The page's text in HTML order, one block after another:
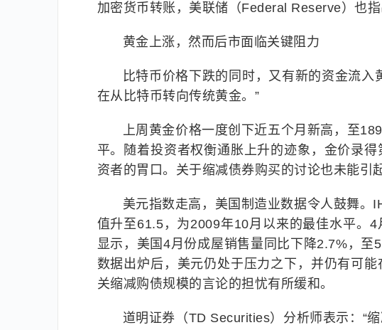
加密货币转账，美联储（Federal Reserve）也
黄金上涨，然而后市面临关键阻力
比特币价格下跌的同时，又有新的资金流
在从比特币转向传统黄金。”
上周黄金价格一度创下近五个月新高，至
平。随着投资者权衡通胀上升的迹象，金价录
资者的胃口。关于缩减债券购买的讨论也未能引
美元指数走高，美国制造业数据令人鼓舞
值升至61.5，为2009年10月以来的最佳水平。
显示，美国4月份成屋销售量同比下降2.7%，
数据出炉后，美元仍处于压力之下，并仍有可
关缩减购债规模的言论的担忧有所缓和。
道明证券（TD Securities）分析师表示：“